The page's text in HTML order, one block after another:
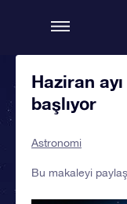
Haziran
başlıyor
Astronomi
Bu makaleyi